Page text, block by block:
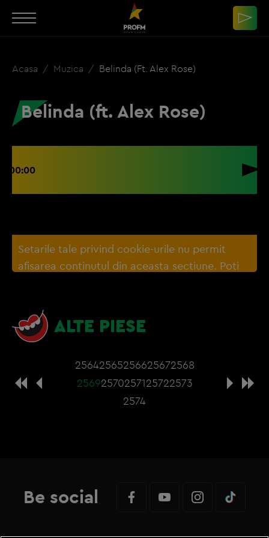
Acasa Muzica Belinda (ft. Alex Rose)
Belinda (ft. Alex Rose)
00:00
Setarile tale privind cookie-urile nu permit
afisarea continutul din aceasta sectiune. Poti
nevoie sa accepti cookie-urile social media
ALTE PIESE
25642565256625672568
25692570257125722573
2574
Be social